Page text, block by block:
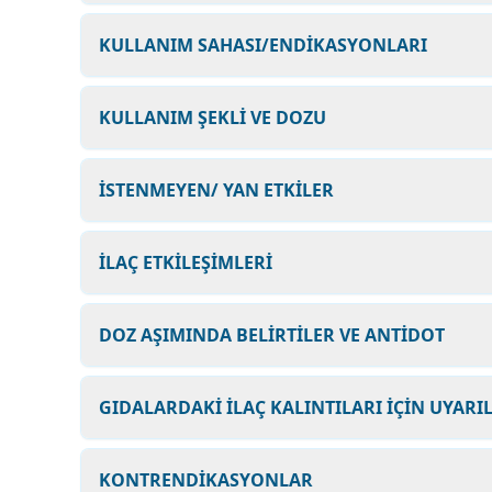
KULLANIM SAHASI/ENDİKASYONLARI
KULLANIM ŞEKLİ VE DOZU
İSTENMEYEN/ YAN ETKİLER
İLAÇ ETKİLEŞİMLERİ
DOZ AŞIMINDA BELİRTİLER VE ANTİDOT
GIDALARDAKİ İLAÇ KALINTILARI İÇİN
KONTRENDİKASYONLAR